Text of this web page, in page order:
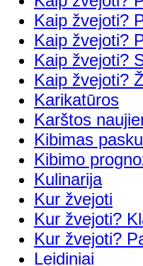
Kaip žvejoti?
Kaip žvejoti?
Kaip žvejoti?
Kaip žvejoti?
Karikatūros
Karštos
Kibimas
Kibimo
Kulinarija
Kur žvejoti
Kur žvejoti?
Kur žvejoti?
Leidiniai